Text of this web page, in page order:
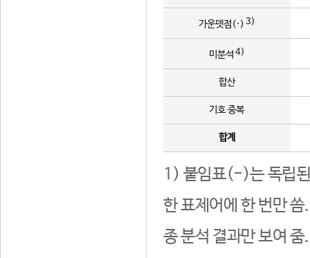
가운뎃점(·) 3)
미분석 4)
합산
기호 중복
합계
1) 붙임표(-)는 독립된
한 표제어에 한 번만
종 분석 결과만 보여